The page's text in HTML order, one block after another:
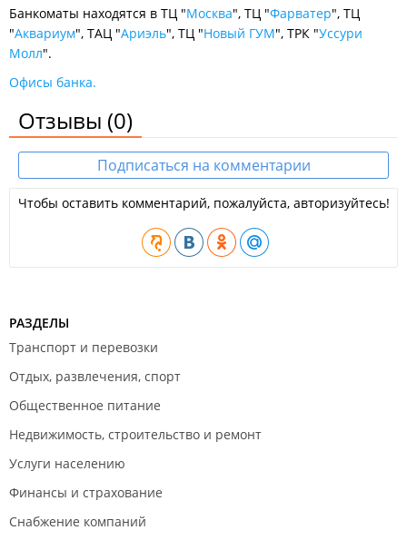
Банкоматы находятся в ТЦ "Москва", ТЦ "Фарватер", ТЦ
"Аквариум", ТАЦ "Ариэль", ТЦ "Новый ГУМ", ТРК "Уссури
Молл".
Офисы банка.
Отзывы (0)
Подписаться на комментарии
Чтобы оставить комментарий, пожалуйста, авторизуйтесь!
РАЗДЕЛЫ
Транспорт и перевозки
Отдых, развлечения, спорт
Общественное питание
Недвижимость, строительство и ремонт
Услуги населению
Финансы и страхование
Снабжение компаний